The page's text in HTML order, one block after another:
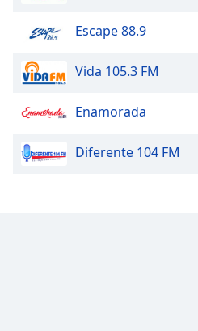
Escape 88.9
Vida 105.3 FM
Enamorada
Diferente 104 FM